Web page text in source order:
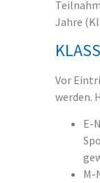
Jahre
Vor
werden.
E-
M-